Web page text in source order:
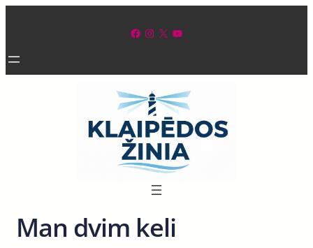
Facebook Instagram X YouTube
Man dvim keli